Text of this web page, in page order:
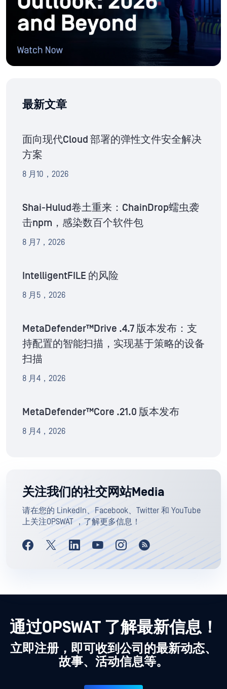
最新文章
面向现代Cloud 部署的弹性文件安全解决
方案
8 月10，2026
Shai-Hulud卷土重来：ChainDrop蠕虫袭
击npm，感染数百个软件包
8 月7，2026
IntelligentFILE 的风险
8 月5，2026
MetaDefender™Drive .4.7 版本发布：支
持配置的智能扫描，实现基于策略的设备
扫描
8 月4，2026
MetaDefender™Core .21.0 版本发布
8 月4，2026
关注我们的社交网站Media
请在您的 LinkedIn、Facebook、Twitter 和 YouTube
上关注OPSWAT ，了解更多信息！
通过OPSWAT 了解最新信息！
立即注册，即可收到公司的最新动态、
故事、活动信息等。